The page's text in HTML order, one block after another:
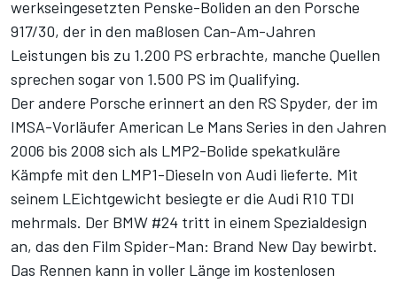
werkseingesetzten Penske-Boliden an den Porsche
917/30, der in den maßlosen Can-Am-Jahren
Leistungen bis zu 1.200 PS erbrachte, manche Quellen
sprechen sogar von 1.500 PS im Qualifying.
Der andere Porsche erinnert an den RS Spyder, der im
IMSA-Vorläufer American Le Mans Series in den Jahren
2006 bis 2008 sich als LMP2-Bolide spekatkuläre
Kämpfe mit den LMP1-Dieseln von Audi lieferte. Mit
seinem LEichtgewicht besiegte er die Audi R10 TDI
mehrmals. Der BMW #24 tritt in einem Spezialdesign
an, das den Film Spider-Man: Brand New Day bewirbt.
Das Rennen kann in voller Länge im kostenlosen